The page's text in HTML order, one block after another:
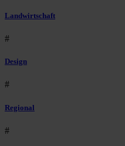
Landwirtschaft
#
Design
#
Regional
#